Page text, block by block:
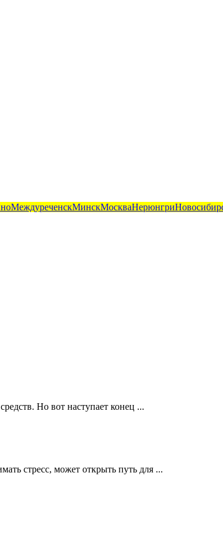
МеждуреченскМинскМоскваНерюнгри
Но вот наступает конец ...
стресс, может открыть путь для ...